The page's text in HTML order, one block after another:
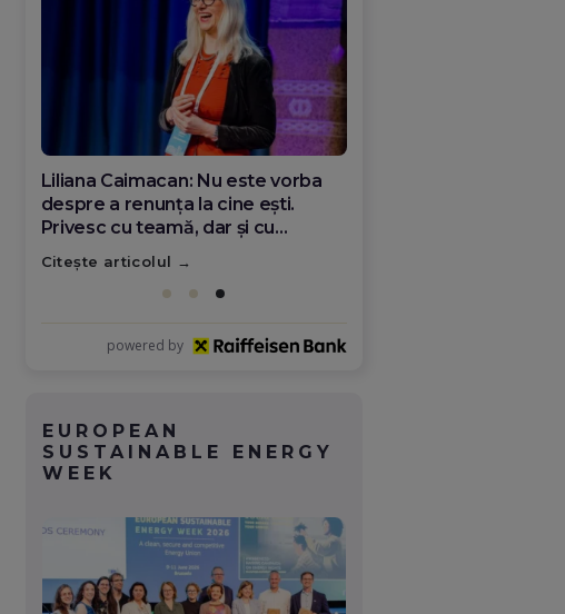
Liliana Caimacan: Nu este vorba
despre a renunța la cine ești.
Privesc cu teamă, dar și cu
speranță ceea ce se întâmplă în
România
Citește articolul
powered by
EUROPEAN
SUSTAINABLE ENERGY
WEEK